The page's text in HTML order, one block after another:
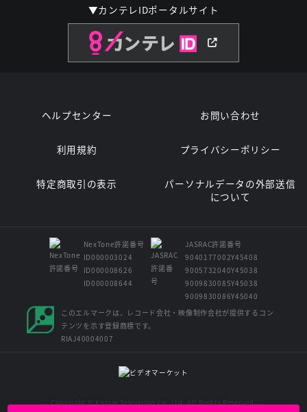
▼カンテレIDポータルサイト
ヘルプセンター お問い合わせ
利用規約 プライバシーポリシー
特定商取引の表示
パーソナルデータの外部送信
について
NexTone許諾番号
ID000003024
ID000008626
ID000008644
JASRAC許諾番号
9040177002Y45408
9005732040Y45038
9009830085Y45038
9009830086Y45040
このエルマークは、レコード会社・映像制作会社が提供するコン
テンツを示す登録商標です。
RIAJ40004007
Copyright © Kansai Television Co. Ltd. All Rights Reserved.